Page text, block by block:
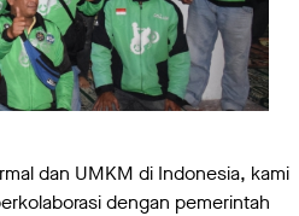
dan UMKM di Indonesia, kami
dengan pemerintah